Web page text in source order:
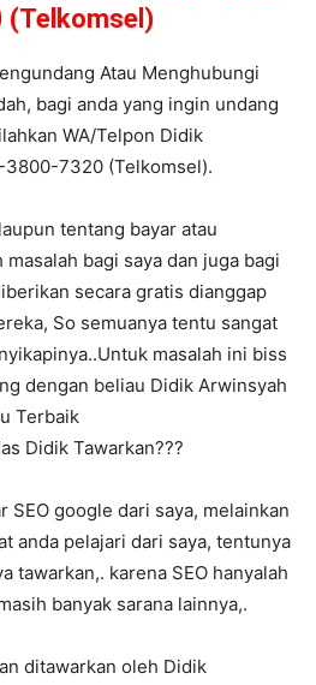
(Telkomsel)
Atau Menghubungi
bagi anda yang ingin undang
WA/Telpon Didik
3800-7320 (Telkomsel).
tentang bayar atau
bagi saya dan juga bagi
secara gratis dianggap
So semuanya tentu sangat
masalah ini biss
dengan beliau Didik Arwinsyah
Terbaik
Didik Tawarkan???
SEO google dari saya, melainkan
anda pelajari dari saya, tentunya
tawarkan,. karena SEO hanyalah
banyak sarana lainnya,.
ditawarkan oleh Didik